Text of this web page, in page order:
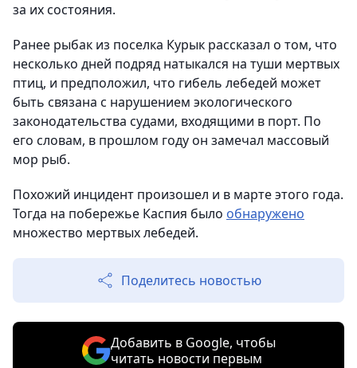
за их состояния.
Ранее рыбак из поселка Курык рассказал о том, что
несколько дней подряд натыкался на туши мертвых
птиц, и предположил, что гибель лебедей может
быть связана с нарушением экологического
законодательства судами, входящими в порт. По
его словам, в прошлом году он замечал массовый
мор рыб.
Похожий инцидент произошел и в марте этого года.
Тогда на побережье Каспия было обнаружено
множество мертвых лебедей.
Поделитесь новостью
Добавить в Google, чтобы
читать новости первым